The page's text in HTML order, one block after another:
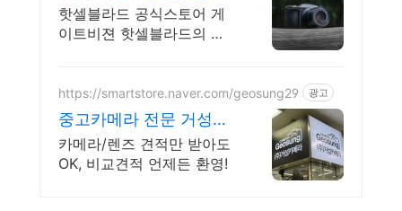
게이트비젼
핫셀블라드 공식스토어 게
이트비젼 핫셀블라드의 다
https://smartstore.naver.com/geosung29 광고
중고카메라 전문 거성카
메라 재구매율 높은 매
장!
카메라/렌즈 견적만 받아도
OK, 비교견적 언제든 환영!